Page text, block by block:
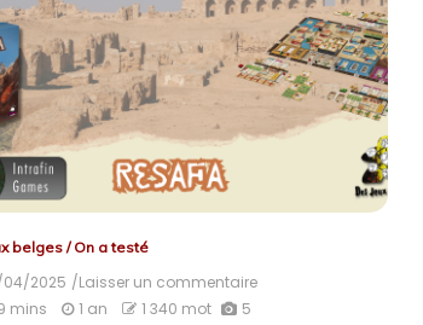
belges/On a testé
2025 /Laisser un commentaire
mins 1 an 1 340 mot 5